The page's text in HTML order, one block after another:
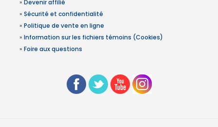
» Devenir affilié
» Sécurité et confidentialité
» Politique de vente en ligne
» Information sur les fichiers témoins (Cookies)
» Foire aux questions